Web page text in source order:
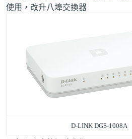
使用，改升八埠交換器
D-LINK DGS-1008A